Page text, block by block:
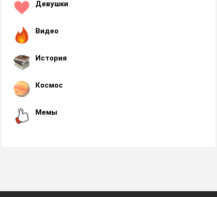
Девушки
Видео
История
Космос
Мемы